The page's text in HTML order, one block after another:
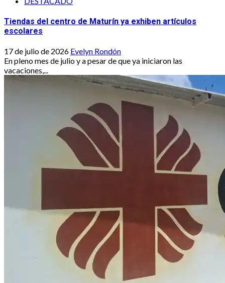
Tiendas del centro de Maturín ya exhiben artículos
escolares
17 de julio de 2026 Evelyn Rondón
En pleno mes de julio y a pesar de que ya iniciaron las
vacaciones,...